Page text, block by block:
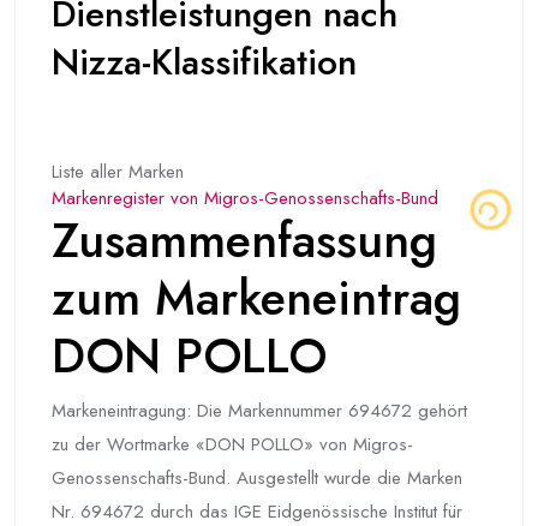
Dienstleistungen nach
Nizza-Klassifikation
Liste aller Marken
Markenregister von Migros-Genossenschafts-Bund
Zusammenfassung
zum Markeneintrag
DON POLLO
Markeneintragung: Die Markennummer 694672 gehört
zu der Wortmarke «DON POLLO» von Migros-
Genossenschafts-Bund. Ausgestellt wurde die Marken
Nr. 694672 durch das IGE Eidgenössische Institut für